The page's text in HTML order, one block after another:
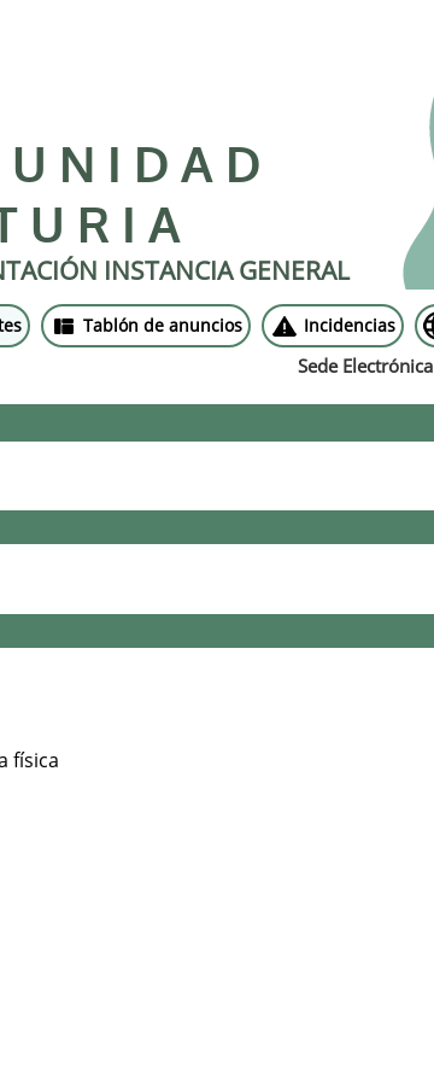
INSTANCIA GENERAL
Tablón de anuncios Incidencias
Sede Electrónica
física